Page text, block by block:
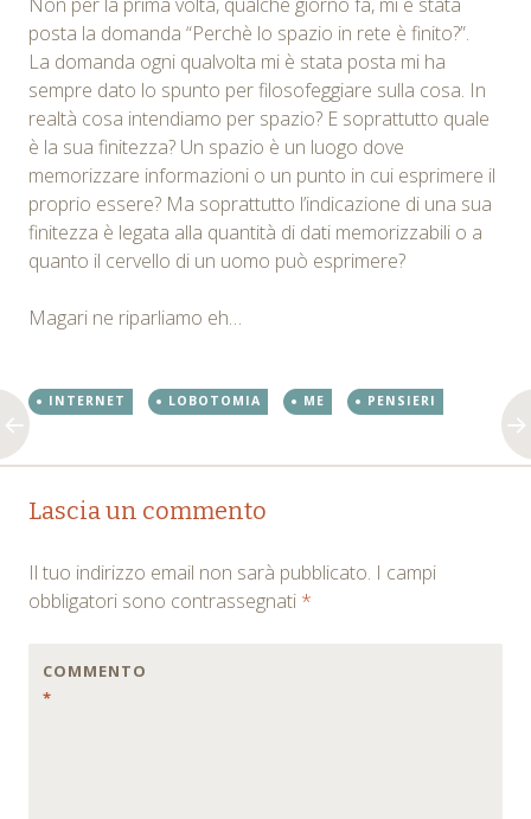
posta la domanda “Perchè lo spazio in rete è finito?”.
La domanda ogni qualvolta mi è stata posta mi ha
sempre dato lo spunto per filosofeggiare sulla cosa. In
realtà cosa intendiamo per spazio? E soprattutto quale
è la sua finitezza? Un spazio è un luogo dove
memorizzare informazioni o un punto in cui esprimere il
proprio essere? Ma soprattutto l’indicazione di una sua
finitezza è legata alla quantità di dati memorizzabili o a
quanto il cervello di un uomo può esprimere?
Magari ne riparliamo eh…
INTERNET LOBOTOMIA ME PENSIERI
Post
Lascia un commento
Il tuo indirizzo email non sarà pubblicato. I campi
obbligatori sono contrassegnati *
COMMENTO
*